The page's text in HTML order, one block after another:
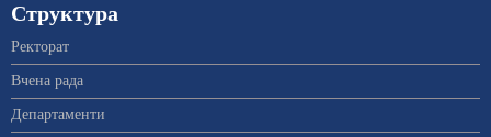
Структура
Ректорат
Вчена рада
Департаменти